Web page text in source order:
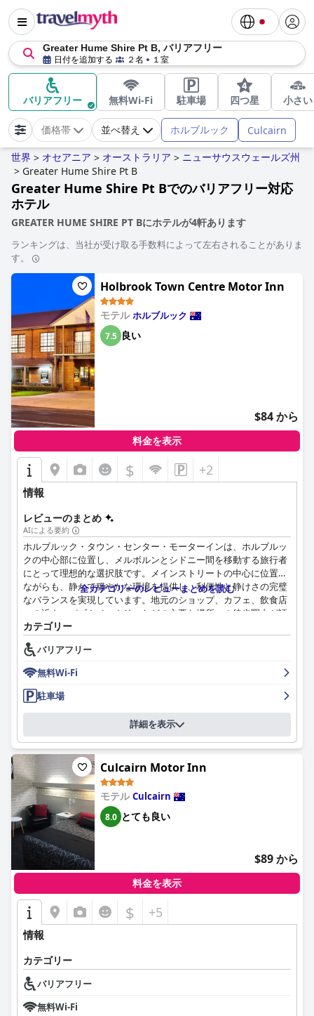
Greater Hume Shire Pt B, バリアフリー
日付を追加する ２名 １室
バリアフリー 無料Wi-Fi 駐車場 四つ星 小さい
価格帯 並べ替え ホルブルック Culcairn
世界 > オセアニア > オーストラリア > ニューサウスウェールズ州
> Greater Hume Shire Pt B
Greater Hume Shire Pt Bでのバリアフリー対応
ホテル
GREATER HUME SHIRE PT Bにホテルが4軒あります
ランキングは、当社が受け取る手数料によって左右されることがありま
す。
Holbrook Town Centre Motor Inn
モテルホルブルック
7.5 良い
$84 から
料金を表示
$ +2
情報
レビューのまとめ
AIによる要約
ホルブルック・タウン・センター・モーターインは、ホルブルッ
クの中心部に位置し、メルボルンとシドニー間を移動する旅行者
にとって理想的な選択肢です。メインストリートの中心に位置し
ながらも、静かで穏やかな環境を提供し、利便性と静けさの完璧
なバランスを実現しています。地元のショップ、カフェ、飲食店
への近さ、パブやベーカリーなどの主要な場所への徒歩圏内が評
価されています。
ホルブルック・タウン・センター・モーターインの客室は、その
清潔さ、広さ、快適さで頻繁に賞賛されています。家具の中には
古く見えるものもありますが、細心の注意を払ったメンテナンス
と機能的なアメニティにより、全体的な品質は高く保たれていま
す。ベッドは一般的に非常に快適で、追加の座席やテーブルが使
いやすさを高めています。よりデラックスな客室へのアップグレ
ードは一部のゲストから高く評価され、全体的な満足度を高めて
います。
清潔さは際立った特徴であり、客室、バスルーム、その他の施設
は手入れが行き届き、整頓されています。古いバスルームやシャ
ワーの中には、より徹底的な清掃が必要な場合もありますが、ゲ
ストの間では一般的に、環境は非常に清潔で快適であるという認
識があります。この清潔さへの重点は、訪問者にとって実用的で
快適な滞在を保証します。
ホルブルック・タウン・センター・モーターインのスタッフは、
そのフレンドリーさ、効率性、歓迎的な態度で一貫して高い評価
を受けています。ウォルター、サム、プリヤなどの特定のスタッ
フは、その卓越したサービスとおもてなしでしばしば注目され、
ゲストの快適さと満足度に大きく貢献しています。
モーターインでは正式な朝食サービスは提供していませんが、客
室には食器、カトラリー、キッチンアメニティが用意されている
ため、ゲストは自分で食事を準備できます。この柔軟性は評価さ
れていますが、カトラリーや皿などの必要なものが不足している
全カテゴリーのレビューまとめを読む
カテゴリー
バリアフリー
無料Wi-Fi
駐車場
詳細を表示
Culcairn Motor Inn
モテルCulcairn
8.0 とても良い
$89 から
料金を表示
$ +5
情報
カテゴリー
バリアフリー
無料Wi-Fi